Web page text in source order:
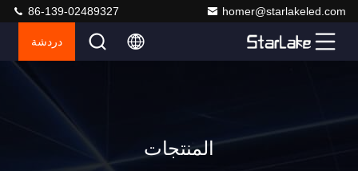
homer@starlakeled.com
86-139-02489327
دردشة
المنتجات